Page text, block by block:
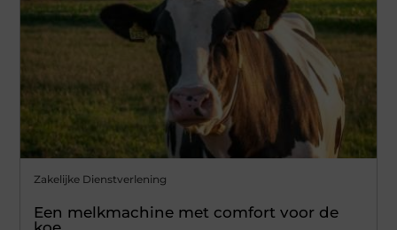
Zakelijke Dienstverlening
Een melkmachine met comfort voor de